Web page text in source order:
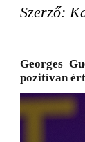
Szerző:
Georges
pozitívan